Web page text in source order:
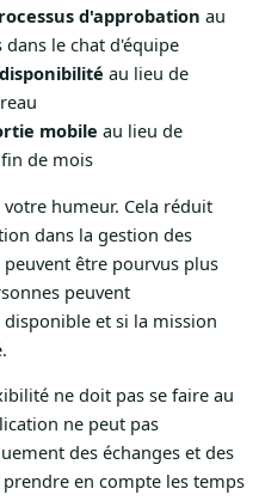
d'approbation au
dans le chat d'équipe
au lieu de
mobile au lieu de
de mois
humeur. Cela réduit
dans la gestion des
être pourvus plus
peuvent
et si la mission
ne doit pas se faire au
ne peut pas
des échanges et des
en compte les temps